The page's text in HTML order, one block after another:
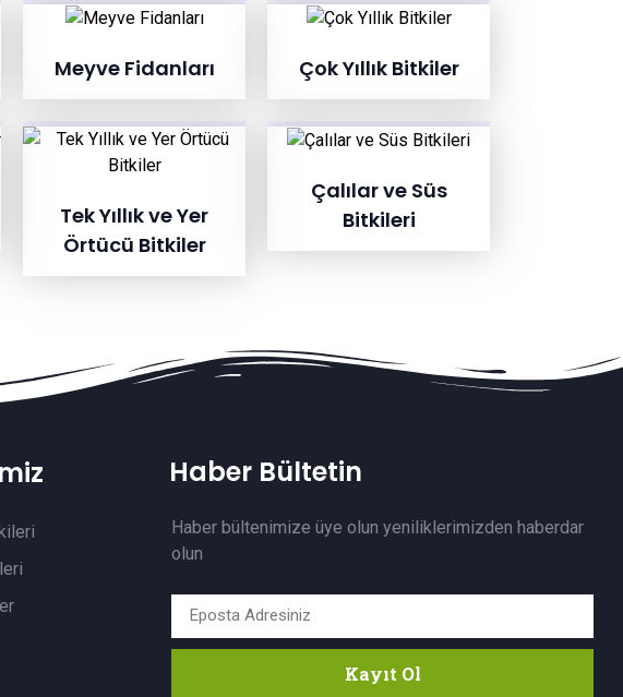
Meyve Fidanları Çok Yıllık Bitkiler
Tek Yıllık ve Yer
Örtücü Bitkiler
Çalılar ve Süs
Bitkileri
Haber Bültetin
Haber bültenimize üye olun yeniliklerimizden haberdar
olun
Kayıt Ol